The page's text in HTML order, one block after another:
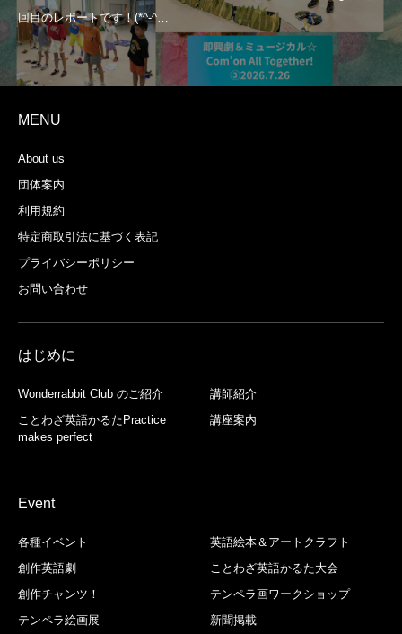
MENU
About us
団体案内
利用規約
特定商取引法に基づく表記
プライバシーポリシー
お問い合わせ
はじめに
Wonderrabbit Club のご紹介
講師紹介
ことわざ英語かるたPractice
makes perfect
講座案内
Event
各種イベント
英語絵本＆アートクラフト
創作英語劇
ことわざ英語かるた大会
創作チャンツ！
テンペラ画ワークショップ
テンペラ絵画展
新聞掲載